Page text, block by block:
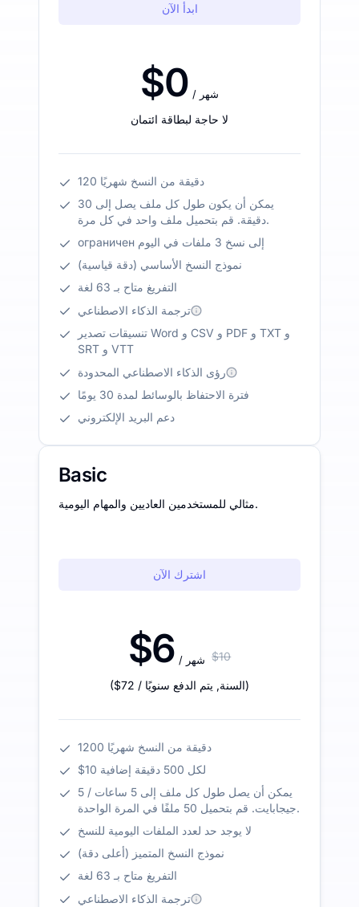
ابدأ الآن
$0 / شهر
لا حاجة لبطاقة ائتمان
120 دقيقة من النسخ شهريًا
يمكن أن يكون طول كل ملف يصل إلى 30
دقيقة. قم بتحميل ملف واحد في كل مرة.
ограничен إلى نسخ 3 ملفات في اليوم
نموذج النسخ الأساسي (دقة قياسية)
التفريغ متاح بـ 63 لغة
ترجمة الذكاء الاصطناعي
تنسيقات تصدير Word و CSV و PDF و TXT و
SRT و VTT
رؤى الذكاء الاصطناعي المحدودة
فترة الاحتفاظ بالوسائط لمدة 30 يومًا
دعم البريد الإلكتروني
Basic
مثالي للمستخدمين العاديين والمهام اليومية.
اشترك الآن
$6 / شهر $10
($72 / السنة, يتم الدفع سنويًا )
1200 دقيقة من النسخ شهريًا
$10 لكل 500 دقيقة إضافية
يمكن أن يصل طول كل ملف إلى 5 ساعات / 5
جيجابايت. قم بتحميل 50 ملفًا في المرة الواحدة.
لا يوجد حد لعدد الملفات اليومية للنسخ
نموذج النسخ المتميز (أعلى دقة)
التفريغ متاح بـ 63 لغة
ترجمة الذكاء الاصطناعي